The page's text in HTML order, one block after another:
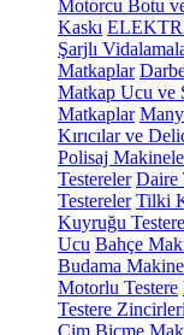
Motorcu Botu
Kaskı
Şarjlı
Matkaplar
Matkap Ucu ve
Matkaplar
Kırıcılar ve
Polisaj
Testereler Daire
Testereler Tilki
Kuyruğu
Ucu Bahçe
Budama
Motorlu Testere
Testere
Çim Biçme